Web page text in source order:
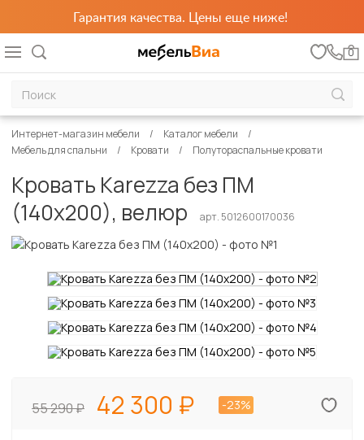
Гарантия качества. Цены еще ниже!
0
Интернет-магазин мебели
Каталог мебели
Мебель для спальни
Кровати Полутораспальные кровати
Кровать Karezza без ПМ
(140х200), велюр
арт. 5012600170036
55 290 42 300 -23%